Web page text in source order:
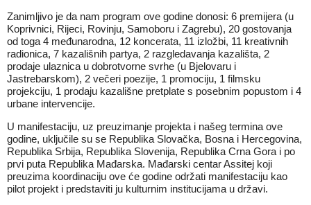
Zanimljivo je da nam program ove godine donosi: 6 premijera (u
Koprivnici, Rijeci, Rovinju, Samoboru i Zagrebu), 20 gostovanja
od toga 4 međunarodna, 12 koncerata, 11 izložbi, 11 kreativnih
radionica, 7 kazališnih partya, 2 razgledavanja kazališta, 2
prodaje ulaznica u dobrotvorne svrhe (u Bjelovaru i
Jastrebarskom), 2 večeri poezije, 1 promociju, 1 filmsku
projekciju, 1 prodaju kazališne pretplate s posebnim popustom i 4
urbane intervencije.
U manifestaciju, uz preuzimanje projekta i našeg termina ove
godine, uključile su se Republika Slovačka, Bosna i Hercegovina,
Republika Srbija, Republika Slovenija, Republika Crna Gora i po
prvi puta Republika Mađarska. Mađarski centar Assitej koji
preuzima koordinaciju ove će godine održati manifestaciju kao
pilot projekt i predstaviti ju kulturnim institucijama u državi.